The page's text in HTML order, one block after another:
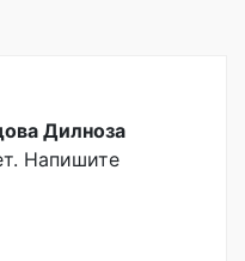
Дилноза
Напишите